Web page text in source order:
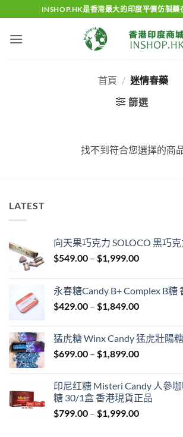
to
content
INSHOP.HK是香港最大的印度平價仿製藥
首頁 / 迷情春藥
篩選
找不到符合您選擇的商
LATEST
向天果巧克力 SOLOCO 黑巧
$549.00 – $1,999.00Price
through
$1,999.00
永春糖Candy B+ Complex B糖
$429.00 – $1,849.00Price
through
$1,849.00
猛虎糖 Winx Candy 猛虎壯陽
$699.00 – $1,899.00Price
through
$1,899.00
印尼红糖 Misteri Candy 人參
糖 30/1盒 香港現貨正品
$799.00 – $1,999.00Price